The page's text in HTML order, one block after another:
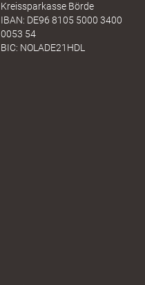
Kreissparkasse Börde
IBAN: DE96 8105 5000 3400
0053 54
BIC: NOLADE21HDL